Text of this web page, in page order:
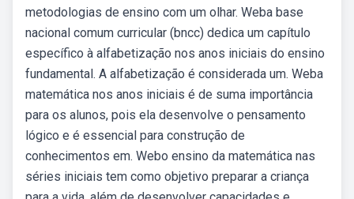
metodologias de ensino com um olhar. Weba base
nacional comum curricular (bncc) dedica um capítulo
específico à alfabetização nos anos iniciais do ensino
fundamental. A alfabetização é considerada um. Weba
matemática nos anos iniciais é de suma importância
para os alunos, pois ela desenvolve o pensamento
lógico e é essencial para construção de
conhecimentos em. Webo ensino da matemática nas
séries iniciais tem como objetivo preparar a criança